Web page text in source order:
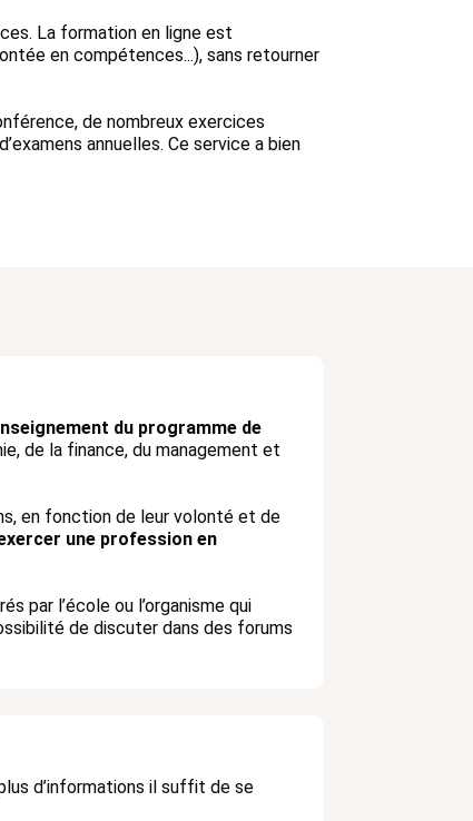
La formation en ligne est
en compétences...), sans retourner
de nombreux exercices
annuelles. Ce service a bien
du programme de
de la finance, du management et
en fonction de leur volonté et de
une profession en
par l’école ou l’organisme qui
de discuter dans des forums
d’informations il suffit de se